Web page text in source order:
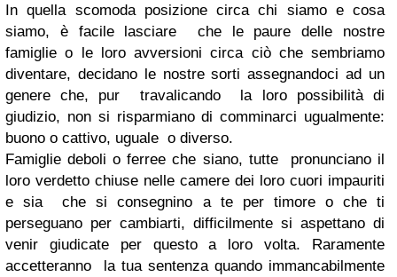
In quella scomoda posizione circa chi siamo e cosa
siamo, è facile lasciare che le paure delle nostre
famiglie o le loro avversioni circa ciò che sembriamo
diventare, decidano le nostre sorti assegnandoci ad un
genere che, pur travalicando la loro possibilità di
giudizio, non si risparmiano di comminarci ugualmente:
buono o cattivo, uguale o diverso.
Famiglie deboli o ferree che siano, tutte pronunciano il
loro verdetto chiuse nelle camere dei loro cuori impauriti
e sia che si consegnino a te per timore o che ti
perseguano per cambiarti, difficilmente si aspettano di
venir giudicate per questo a loro volta. Raramente
accetteranno la tua sentenza quando immancabilmente